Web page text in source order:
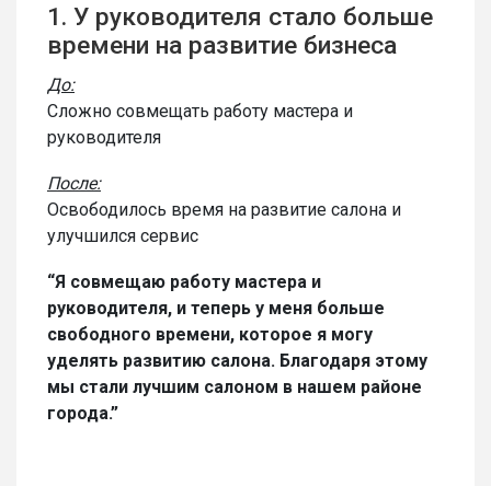
1. У руководителя стало больше
времени на развитие бизнеса
До:
Сложно совмещать работу мастера и
руководителя
После:
Освободилось время на развитие салона и
улучшился сервис
“Я совмещаю работу мастера и
руководителя, и теперь у меня больше
свободного времени, которое я могу
уделять развитию салона. Благодаря этому
мы стали лучшим салоном в нашем районе
города.”